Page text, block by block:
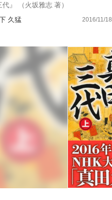
代』 （火坂雅志 著）
久猛
2016/11/18